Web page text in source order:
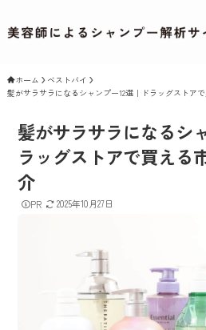
ホーム
ベストバイ
髪がサラサラになるシャンプー12選｜ドラッグストア
髪がサラサラになるシ
ラッグストアで買える
介
PR 2025年10月27日